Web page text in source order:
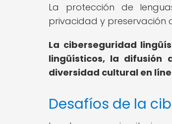
La protección de
privacidad y preservación
La ciberseguridad
lingüísticos, la difusión
diversidad cultural en
Desafíos de la